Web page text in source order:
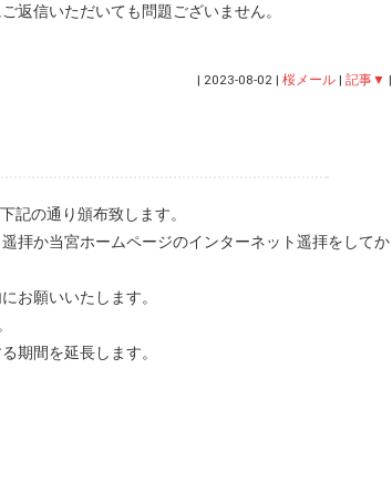
返信いただいても問題ございません。
| 2023-08-02 | 桜メール| 記事▼ |
記の通り頒布致します。
拝か当宮ホームページのインターネット遥拝をしてか
お願いいたします。
期間を延長します。